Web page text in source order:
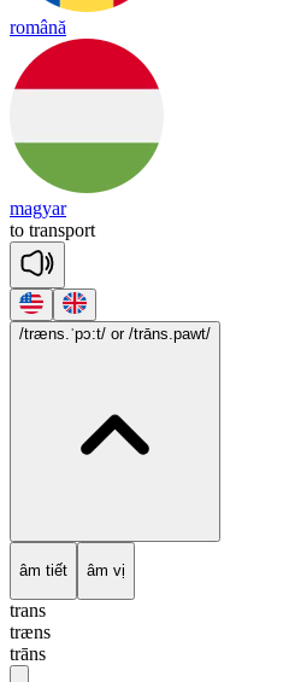
română
magyar
to transport
/træns.ˈpɔ:t/ or /trāns.pawt/
âm tiết âm vị
trans
træns
trāns